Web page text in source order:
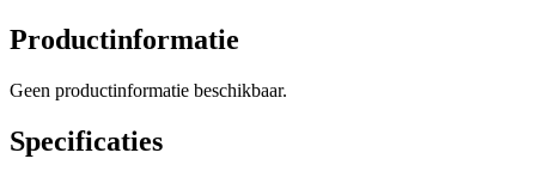
Productinformatie
Geen productinformatie beschikbaar.
Specificaties